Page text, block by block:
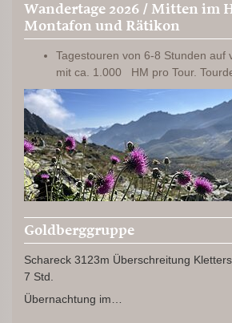
Wandertage 2026 / Mitten im
Montafon und Rätikon
Tagestouren von 6-8 Stunden auf
mit ca. 1.000 HM pro Tour.
Goldberggruppe
Schareck 3123m Überschreitung
7 Std.
Übernachtung im…